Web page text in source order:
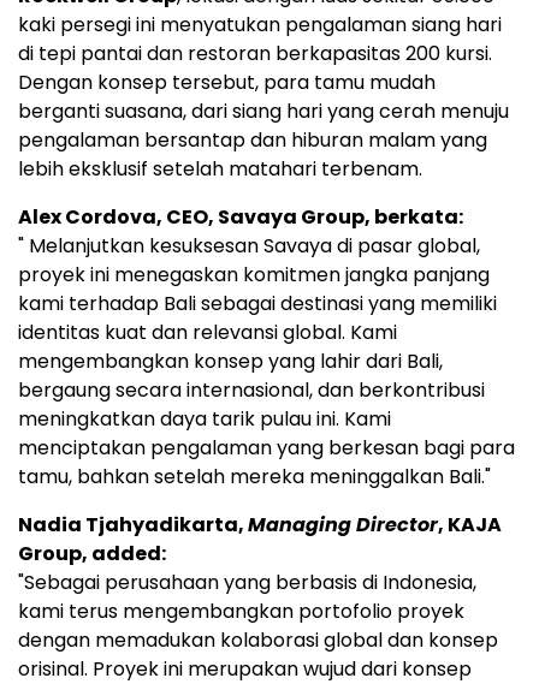
kaki persegi ini menyatukan pengalaman siang hari
di tepi pantai dan restoran berkapasitas 200 kursi.
Dengan konsep tersebut, para tamu mudah
berganti suasana, dari siang hari yang cerah menuju
pengalaman bersantap dan hiburan malam yang
lebih eksklusif setelah matahari terbenam.
Alex Cordova, CEO, Savaya Group, berkata:
" Melanjutkan kesuksesan Savaya di pasar global,
proyek ini menegaskan komitmen jangka panjang
kami terhadap Bali sebagai destinasi yang memiliki
identitas kuat dan relevansi global. Kami
mengembangkan konsep yang lahir dari Bali,
bergaung secara internasional, dan berkontribusi
meningkatkan daya tarik pulau ini. Kami
menciptakan pengalaman yang berkesan bagi para
tamu, bahkan setelah mereka meninggalkan Bali."
Nadia Tjahyadikarta,Managing Director, KAJA
Group, added:
"Sebagai perusahaan yang berbasis di Indonesia,
kami terus mengembangkan portofolio proyek
dengan memadukan kolaborasi global dan konsep
orisinal. Proyek ini merupakan wujud dari konsep